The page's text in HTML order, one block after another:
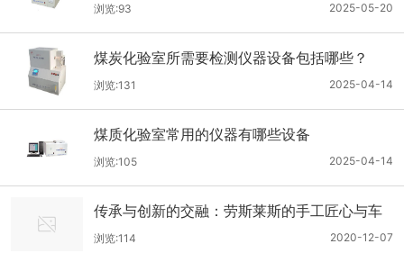
2025-05-20
浏览:93
煤炭化验室所需要检测仪器设备包括哪些？
2025-04-14
浏览:131
煤质化验室常用的仪器有哪些设备
2025-04-14
浏览:105
传承与创新的交融：劳斯莱斯的手工匠心与车
身数据管理
2020-12-07
浏览:114